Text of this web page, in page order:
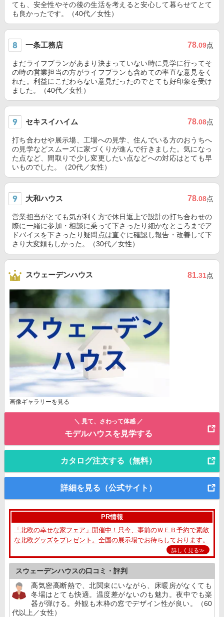
ても、安全性やその後の生活を考えると安心して暮らせてとて
も良かったです。（40代／女性）
一条工務店 78.09点
まだライフプランがあまり決まっていない時に見学に行ってそ
の時の営業担当の方がライフプランも含めての率直な意見をく
れた。利益にこだわらない意見だったのでとても好印象を受け
ました。（40代／女性）
セキスイハイム 78.08点
打ち合わせや展示場、工場への見学、住んでいる方のおうちへ
の見学などスムーズに家づくりが進んで行きました。気になっ
た点など、間取りで少し変更したい点などへの対応はとても早
いものでした。（20代／女性）
大和ハウス 78.08点
営業担当がとても気が利く方で休日返上で設計の打ち合わせの
際に一緒に参加・相談に乗って下さったり細かなところまでア
ドバイスを下さったり疑問点は直ぐに確認し報告・改善して下
さり大変頼もしかった。（30代／女性）
スウェーデンハウス 81.31点
画像ギャラリーを見る
＼ 見て、さわって体感 ／
モデルハウスを見学する
カタログ注文する（無料）
詳細を見る（公式サイト）
PR情報
「北欧の幸せな家フェア」開催中！只今、事前のＷＥＢ予約で素敵
な北欧グッズをプレゼント。全国の展示場でお待ちしております。
詳しく見る≫
スウェーデンハウスの口コミ・評判
高気密高断熱で、北関東にいながら、床暖房がなくても
冬場はとても快適。温度差がないのも魅力。夜中でも楽
器が弾ける。外観も木枠の窓でデザイン性が良い。（60
代以上／女性）